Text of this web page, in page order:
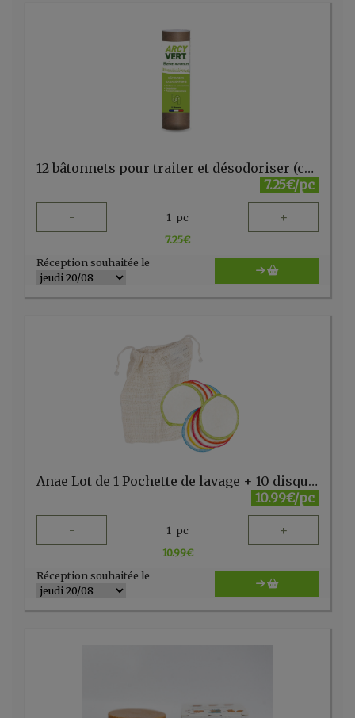
12 bâtonnets pour traiter et désodoriser (canalisations/siphons) ARCY VERT
7.25€/pc
- 1 pc +
7.25€
Réception souhaitée le
Anae Lot de 1 Pochette de lavage + 10 disques maquillage
10.99€/pc
- 1 pc +
10.99€
Réception souhaitée le